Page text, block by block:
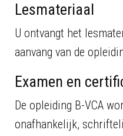
Lesmateriaal
U ontvangt het
aanvang van de
Examen en
De opleiding B-VCA
onafhankelijk,